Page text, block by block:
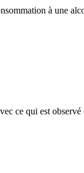
à une
ce qui est observé